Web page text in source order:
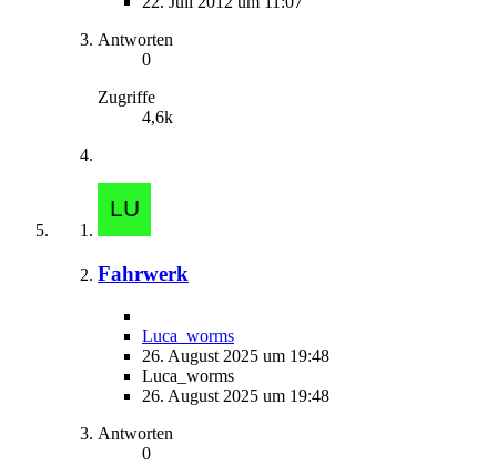
Antworten
0
Zugriffe
4,6k
Fahrwerk
Luca_worms
26. August 2025 um 19:48
Luca_worms
26. August 2025 um 19:48
Antworten
0